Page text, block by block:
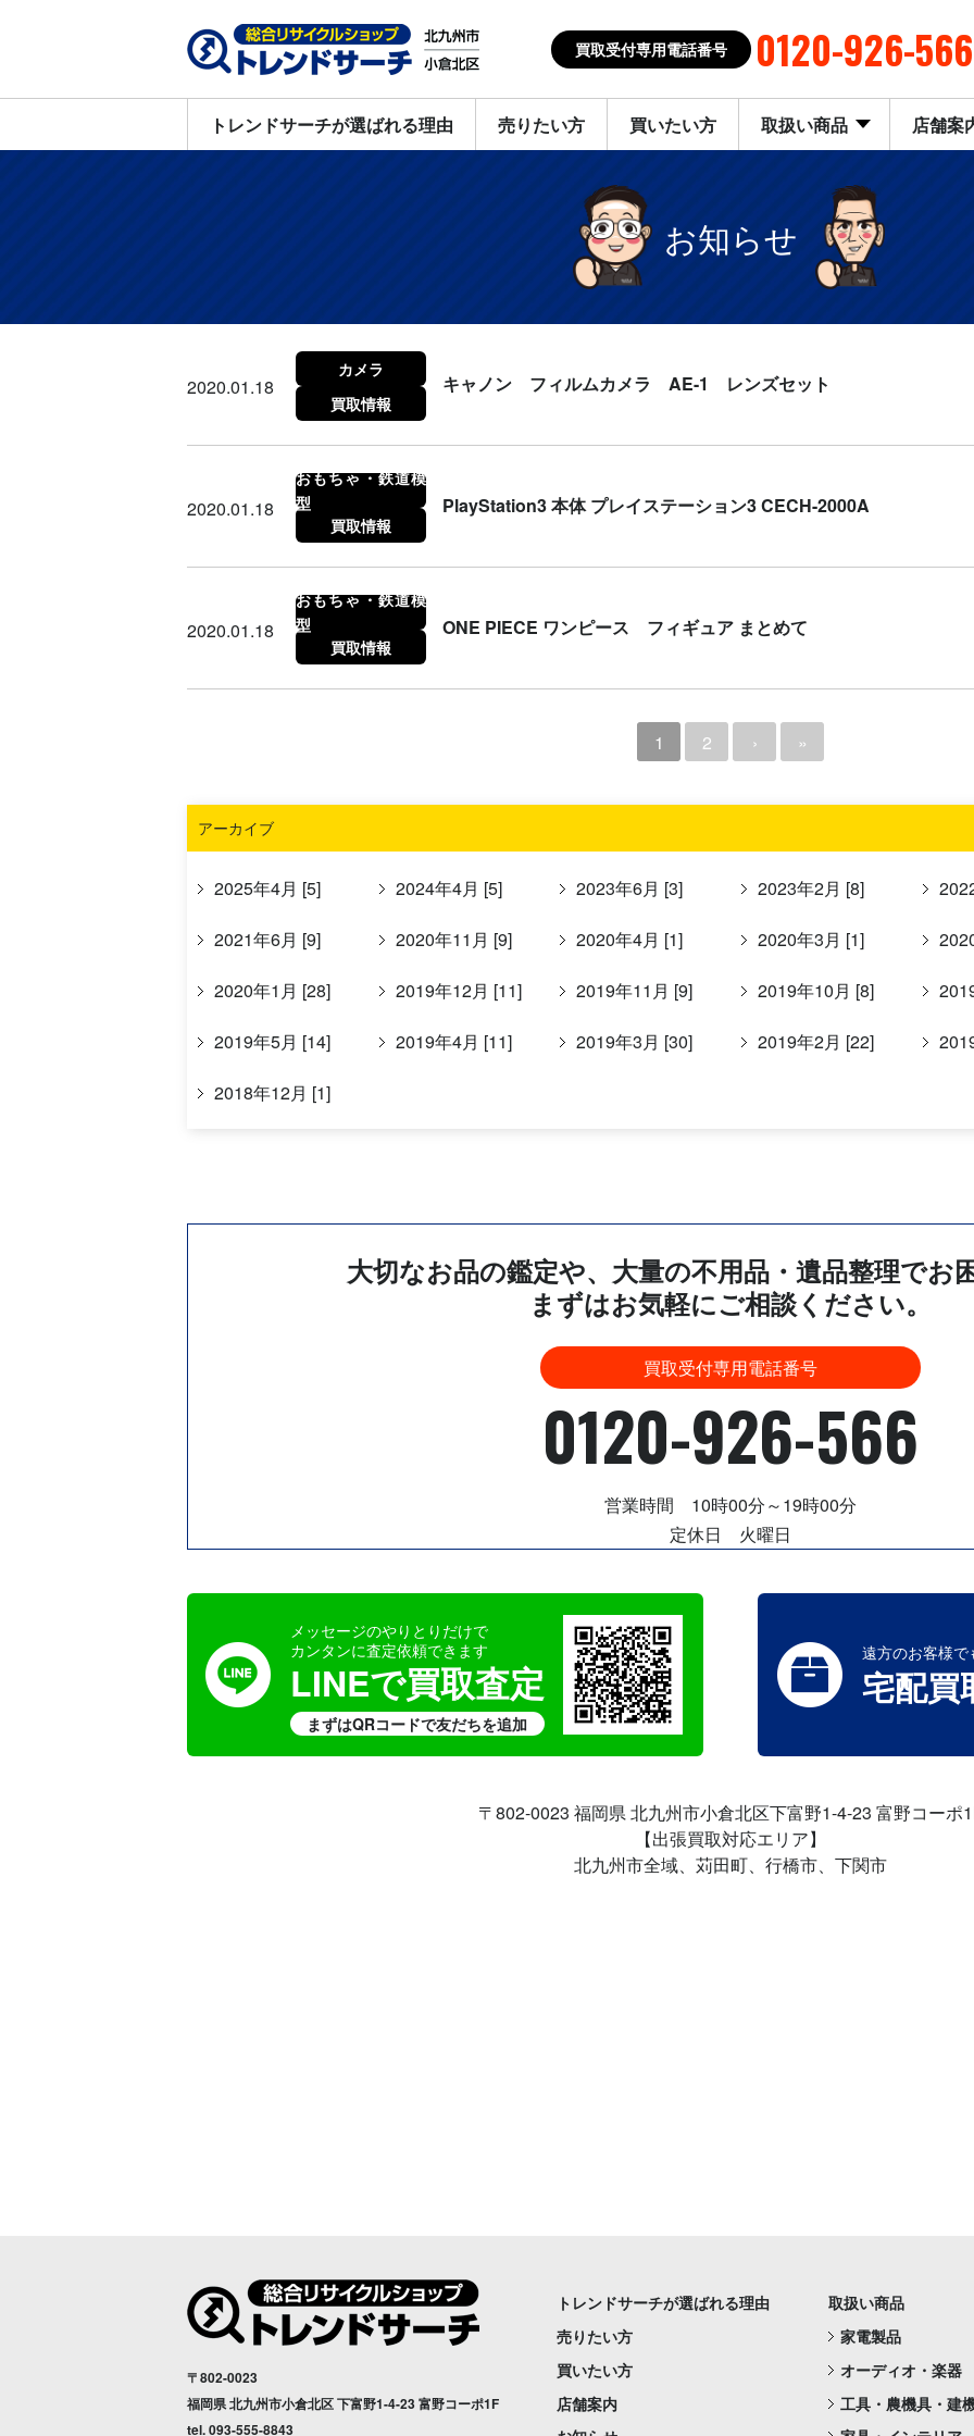
買取受付専用電話番号 0120-926-566
トレンドサーチが選ばれる理由 売りたい方 買いたい方 取扱い商品 店舗案
お知らせ
2020.01.18
カメラ
買取情報
キャノン フィルムカメラ AE-1 レンズセット
2020.01.18
おもちゃ・鉄道模
型
買取情報
PlayStation3 本体 プレイステーション3 CECH-2000A
2020.01.18
おもちゃ・鉄道模
型
買取情報
ONE PIECE ワンピース フィギュア まとめて
1 2 › »
アーカイブ
2025年4月 [5] 2024年4月 [5] 2023年6月 [3] 2023年2月 [8]
2021年6月 [9] 2020年11月 [9] 2020年4月 [1] 2020年3月 [1]
2020年1月 [28] 2019年12月 [11] 2019年11月 [9] 2019年10月 [8]
2019年5月 [14] 2019年4月 [11] 2019年3月 [30] 2019年2月 [22]
2018年12月 [1]
大切なお品の鑑定や、大量の不用品・遺品整理でお
まずはお気軽にご相談ください。
買取受付専用電話番号
0120-926-566
営業時間 10時00分～19時00分
定休日 火曜日
メッセージのやりとりだけで
カンタンに査定依頼できます
LINEで買取査定
まずはQRコードで友だちを追加
遠方のお客様
宅配買
〒802-0023 福岡県 北九州市小倉北区下富野1-4-23 富野コーポ
【出張買取対応エリア】
北九州市全域、苅田町、行橋市、下関市
〒802-0023
福岡県 北九州市小倉北区 下富野1-4-23 富野コーポ1F
tel.093-555-8843
トレンドサーチが選ばれる理由
売りたい方
買いたい方
店舗案内
取扱い商品
家電製品
オーディオ・楽器
工具・農機具・建